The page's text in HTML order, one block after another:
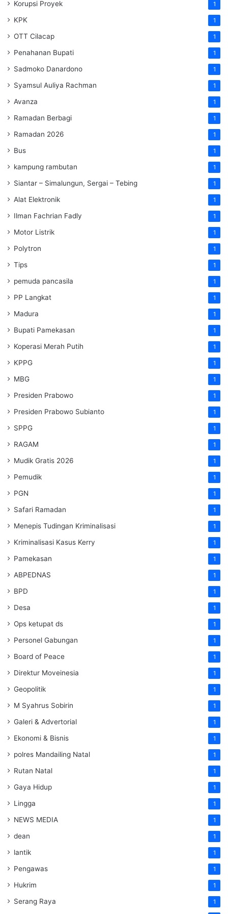
Korupsi Proyek 1
KPK 1
OTT Cilacap 1
Penahanan Bupati 1
Sadmoko Danardono 1
Syamsul Auliya Rachman 1
Avanza 1
Ramadan Berbagi 1
Ramadan 2026 1
Bus 1
kampung rambutan 1
Siantar – Simalungun, Sergai – Tebing 1
Alat Elektronik 1
Ilman Fachrian Fadly 1
Motor Listrik 1
Polytron 1
Tips 1
pemuda pancasila 1
PP Langkat 1
Madura 1
Bupati Pamekasan 1
Koperasi Merah Putih 1
KPPG 1
MBG 1
Presiden Prabowo 1
Presiden Prabowo Subianto 1
SPPG 1
RAGAM 1
Mudik Gratis 2026 1
Pemudik 1
PGN 1
Safari Ramadan 1
Menepis Tudingan Kriminalisasi 1
Kriminalisasi Kasus Kerry 1
Pamekasan 1
ABPEDNAS 1
BPD 1
Desa 1
Ops ketupat ds 1
Personel Gabungan 1
Board of Peace 1
Direktur Moveinesia 1
Geopolitik 1
M Syahrus Sobirin 1
Galeri & Advertorial 1
Ekonomi & Bisnis 1
polres Mandailing Natal 1
Rutan Natal 1
Gaya Hidup 1
Lingga 1
NEWS MEDIA 1
dean 1
lantik 1
Pengawas 1
Hukrim 1
Serang Raya 1